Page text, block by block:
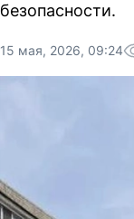
безопасности.
15 мая, 2026, 09:24